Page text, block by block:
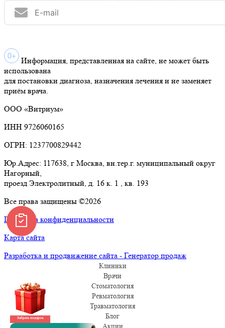
Информация, представленная на сайте, не может быть
использована
для постановки диагноза, назначения лечения и не заменяет
приём врача.
ООО «Витриум»
ИНН 9726060165
ОГРН: 1237700829442
Юр.Адрес: 117638, г Москва, вн.тер.г. муниципальный округ
Нагорный,
проезд Электролитный, д. 16 к. 1 , кв. 193
Все права защищены ©2026
Политика конфиденциальности
Карта сайта
Разработка и продвижение сайта - Генератор продаж
Клиники
Врачи
Стоматология
Ревматология
Травматология
Блог
Акции
Забрать подарок